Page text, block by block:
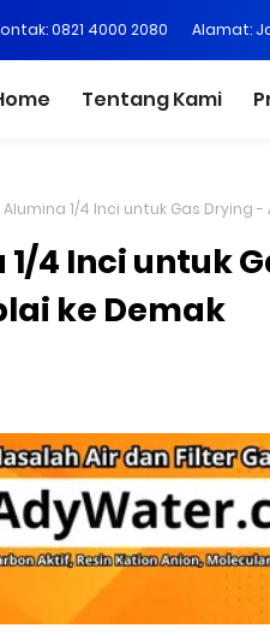
0821 4000 2080 Alamat:
Tentang Kami
1/4 Inci untuk Gas Drying
4 Inci untuk
ke Demak